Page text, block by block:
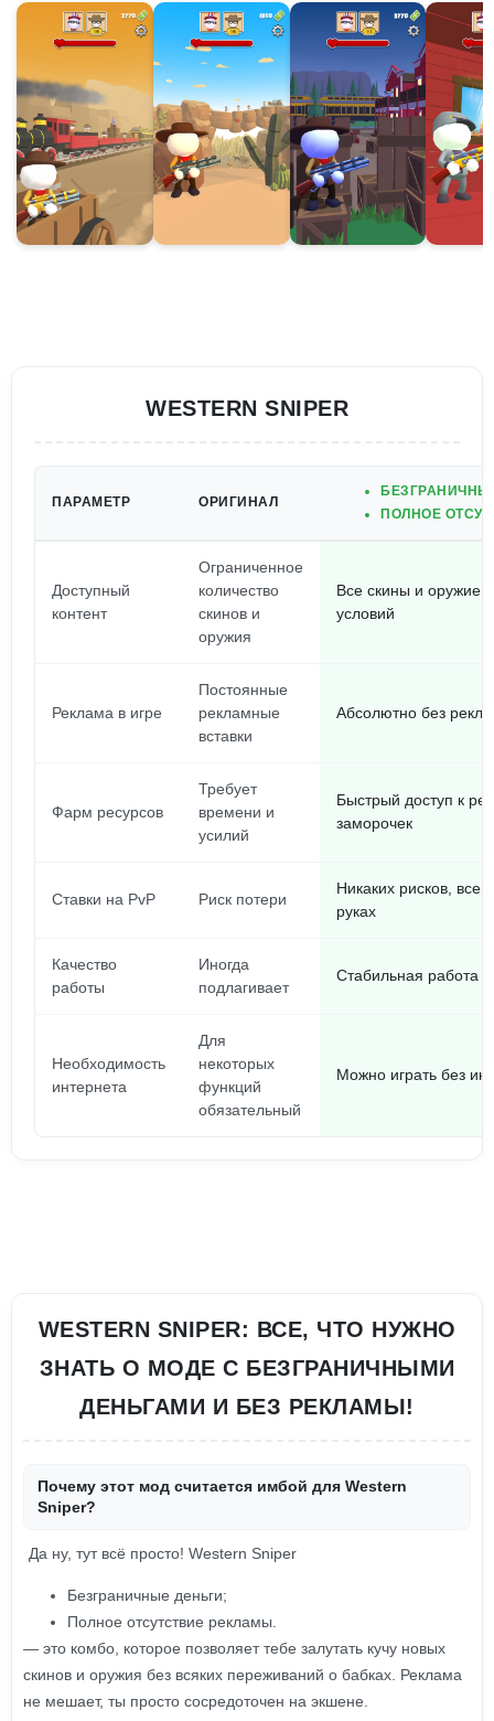
WESTERN SNIPER
ПАРАМЕТР ОРИГИНАЛ
ПОЛНОЕ
Доступный
контент
Ограниченное
количество
скинов и
оружия
Все скины и оружие
условий
Реклама в игре
Постоянные
рекламные
вставки
Абсолютно без
Фарм ресурсов
Требует
времени и
усилий
Быстрый доступ к
заморочек
Ставки на PvP Риск потери
Никаких рисков,
руках
Качество
работы
Иногда
подлагивает
Стабильная работа
Необходимость
интернета
Для
некоторых
функций
обязательный
Можно играть без
WESTERN SNIPER: ВСЕ, ЧТО НУЖНО
ЗНАТЬ О МОДЕ С БЕЗГРАНИЧНЫМИ
ДЕНЬГАМИ И БЕЗ РЕКЛАМЫ!
Почему этот мод считается имбой для Western
Sniper?
Да ну, тут всё просто! Western Sniper
Безграничные деньги;
Полное отсутствие рекламы.
— это комбо, которое позволяет тебе залутать кучу новых
скинов и оружия без всяких переживаний о бабках. Реклама
не мешает, ты просто сосредоточен на экшене.